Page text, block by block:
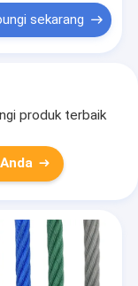
sekarang
produk terbaik